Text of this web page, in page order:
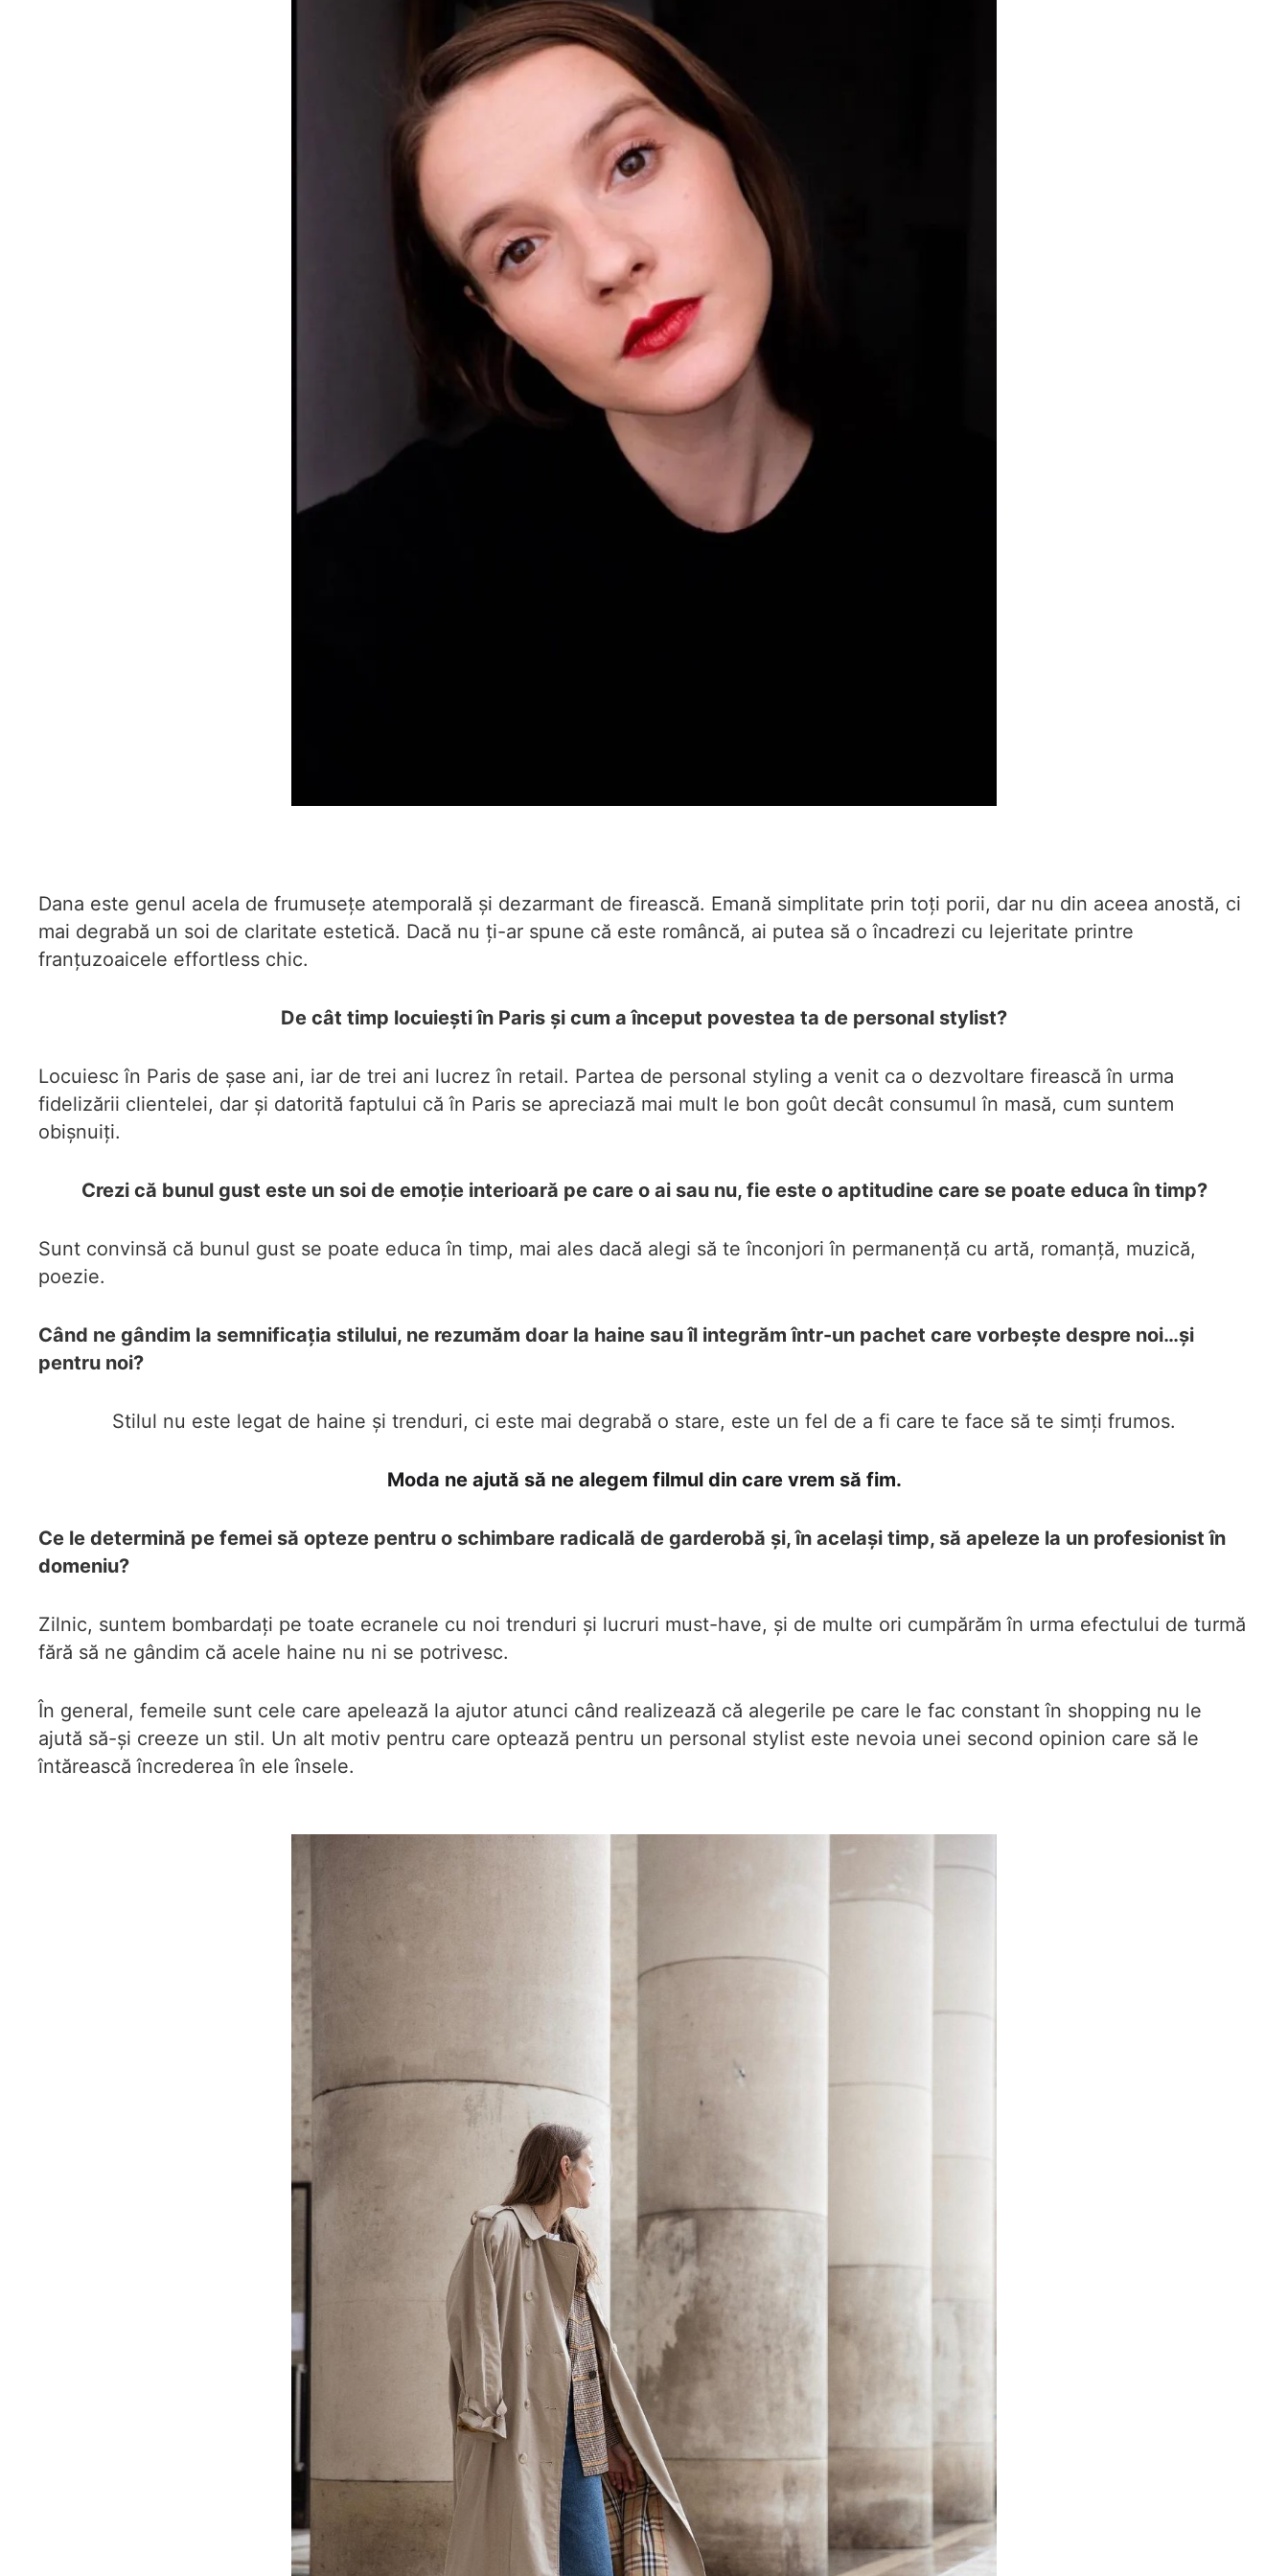
Dana este genul acela de frumusețe atemporală și dezarmant de firească. Emană simplitate prin toți porii, dar nu din aceea anostă, ci
mai degrabă un soi de claritate estetică. Dacă nu ți-ar spune că este româncă, ai putea să o încadrezi cu lejeritate printre
franțuzoaicele effortless chic.
De cât timp locuiești în Paris și cum a început povestea ta de personal stylist?
Locuiesc în Paris de șase ani, iar de trei ani lucrez în retail. Partea de personal styling a venit ca o dezvoltare firească în urma
fidelizării clientelei, dar și datorită faptului că în Paris se apreciază mai mult le bon goût decât consumul în masă, cum suntem
obișnuiți.
Crezi că bunul gust este un soi de emoție interioară pe care o ai sau nu, fie este o aptitudine care se poate educa în timp?
Sunt convinsă că bunul gust se poate educa în timp, mai ales dacă alegi să te înconjori în permanență cu artă, romanță, muzică,
poezie.
Când ne gândim la semnificația stilului, ne rezumăm doar la haine sau îl integrăm într-un pachet care vorbește despre noi…și
pentru noi?
Stilul nu este legat de haine și trenduri, ci este mai degrabă o stare, este un fel de a fi care te face să te simți frumos.
Moda ne ajută să ne alegem filmul din care vrem să fim.
Ce le determină pe femei să opteze pentru o schimbare radicală de garderobă și, în același timp, să apeleze la un profesionist în
domeniu?
Zilnic, suntem bombardați pe toate ecranele cu noi trenduri și lucruri must-have, și de multe ori cumpărăm în urma efectului de turmă
fără să ne gândim că acele haine nu ni se potrivesc.
În general, femeile sunt cele care apelează la ajutor atunci când realizează că alegerile pe care le fac constant în shopping nu le
ajută să-și creeze un stil. Un alt motiv pentru care optează pentru un personal stylist este nevoia unei second opinion care să le
întărească încrederea în ele însele.